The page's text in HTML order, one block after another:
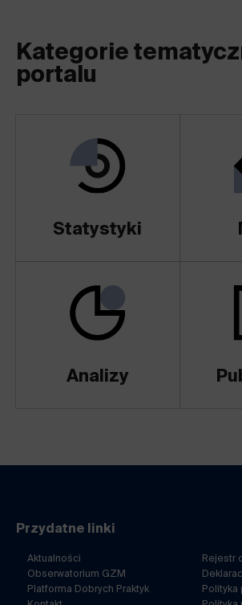
Kategorie
portalu
Statystyki
Analizy
Przydatne linki
Aktualności
Obserwatorium GZM
Platforma Dobrych Praktyk
Rejestr
Polityka